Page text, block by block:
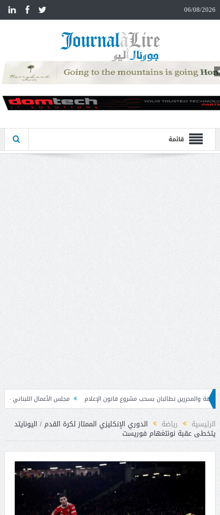
06/08/2026
قائمة
تطالبان بسحب مشروع قانون الإعلام مجلس الأعمال اللبناني – السوري تابع
الرئيسية رياضة الدوري الإنكليزي الممتاز لكرة القدم / اليونايتد
يتخطى عقبة نونتغهام فوريست